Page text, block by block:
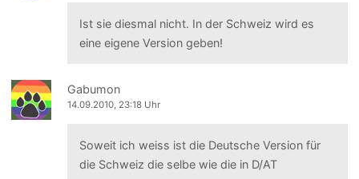
Ist sie diesmal nicht. In der Schweiz wird es
eine eigene Version geben!
Gabumon
14.09.2010, 23:18 Uhr
Soweit ich weiss ist die Deutsche Version für
die Schweiz die selbe wie die in D/AT